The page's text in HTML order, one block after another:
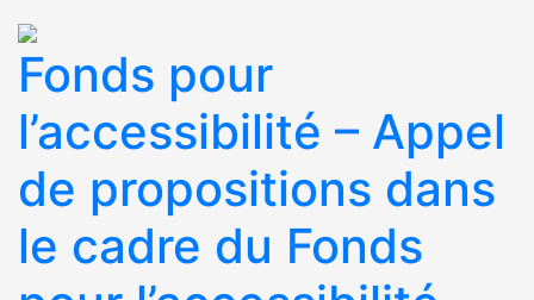
Fonds pour
l’accessibilité – Appel
de propositions dans
le cadre du Fonds